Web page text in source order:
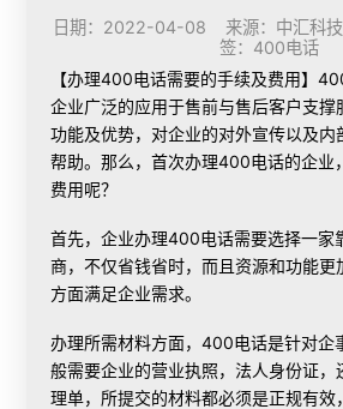
日期：2022-04-08 来源：中汇
签： 400电话
【办理400电话需要的手续及费用】
企业广泛的应用于售前与售后客户支
功能及优势，对企业的对外宣传以及内
帮助。那么，首次办理400电话的企业
费用呢？
首先，企业办理400电话需要选择一家
商，不仅省钱省时，而且资源和功能更
方面满足企业需求。
办理所需材料方面，400电话是针对企
般需要企业的营业执照，法人身份证
理单，所提交的材料都必须是正规有效